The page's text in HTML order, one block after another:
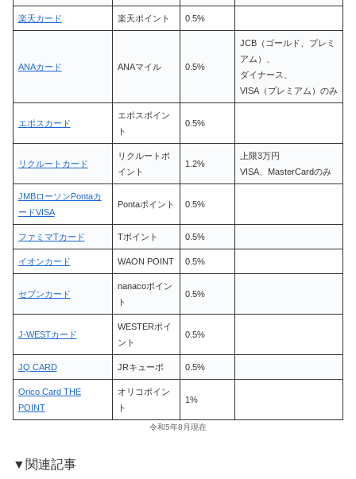
楽天カード 楽天ポイント 0.5%
ANAカード ANAマイル 0.5%
JCB（ゴールド、プレミ
アム）、
ダイナース、
VISA（プレミアム）のみ
エポスカード
エポスポイン
ト
0.5%
リクルートカード
リクルートポ
イント
1.2%
上限3万円
VISA、MasterCardのみ
JMBローソンPontaカ
ードVISA
Pontaポイント 0.5%
ファミマTカード Tポイント 0.5%
イオンカード WAON POINT 0.5%
セブンカード
nanacoポイン
ト
0.5%
J-WESTカード
WESTERポイ
ント
0.5%
JQ CARD JRキューポ 0.5%
Orico Card THE
POINT
オリコポイン
ト
1%
令和5年8月現在
▼関連記事